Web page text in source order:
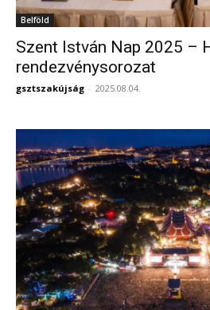
Belföld
Szent István Nap 2025 –
rendezvénysorozat
gsztszakújság - 2025.08.04.